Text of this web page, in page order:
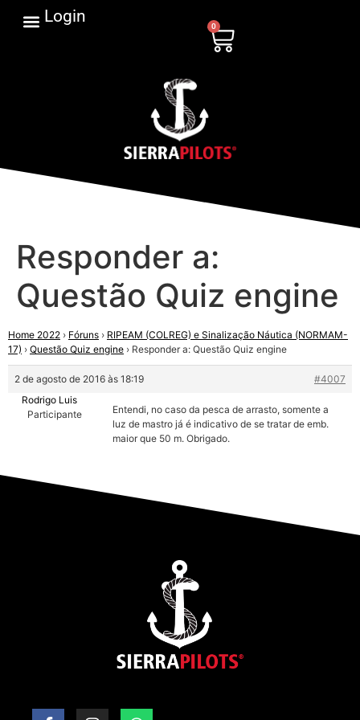
Login
0
Responder a:
Questão Quiz engine
Home 2022 › Fóruns › RIPEAM (COLREG) e Sinalização Náutica (NORMAM-
17) › Questão Quiz engine › Responder a: Questão Quiz engine
2 de agosto de 2016 às 18:19
#4007
Rodrigo Luis
Participante
Entendi, no caso da pesca de arrasto, somente a
luz de mastro já é indicativo de se tratar de emb.
maior que 50 m. Obrigado.